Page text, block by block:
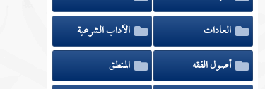
العادات
الآداب الشرعية
أصول الفقه
المنطق